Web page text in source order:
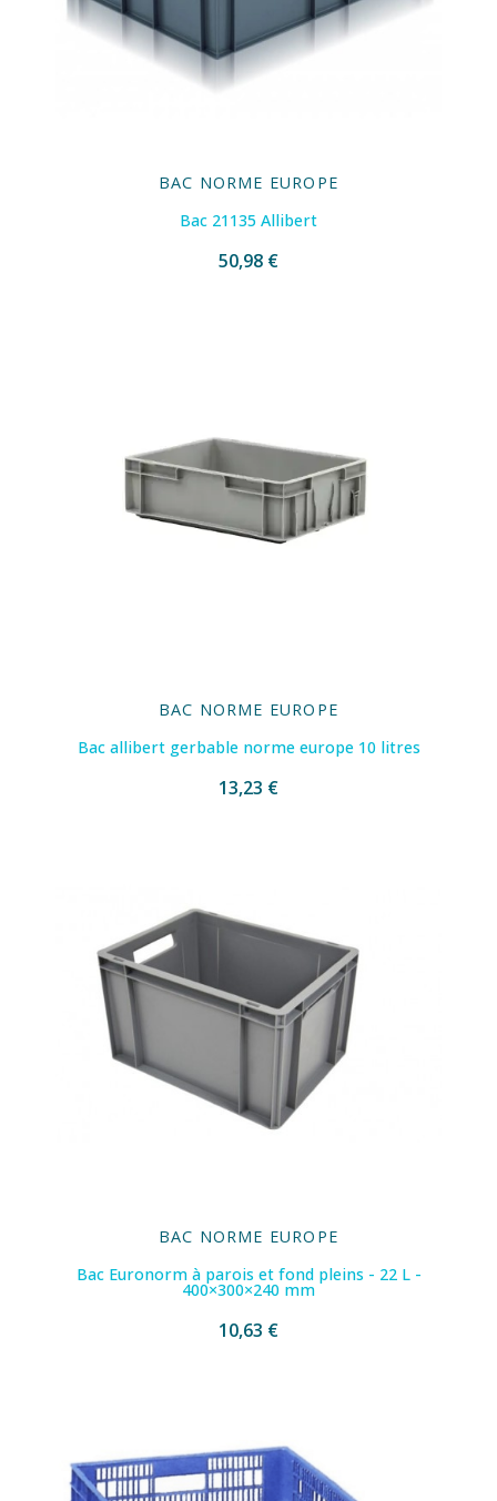
BAC NORME EUROPE
Bac 21135 Allibert
50,98 €
BAC NORME EUROPE
Bac allibert gerbable norme europe 10 litres
13,23 €
BAC NORME EUROPE
Bac Euronorm à parois et fond pleins - 22 L -
400×300×240 mm
10,63 €